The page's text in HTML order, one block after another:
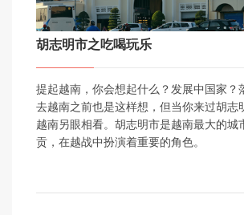
胡志明市之吃喝玩乐
提起越南，你会想起什么？发展中国家？
去越南之前也是这样想，但当你来过胡志
越南另眼相看。胡志明市是越南最大的城
贡，在越战中扮演着重要的角色。